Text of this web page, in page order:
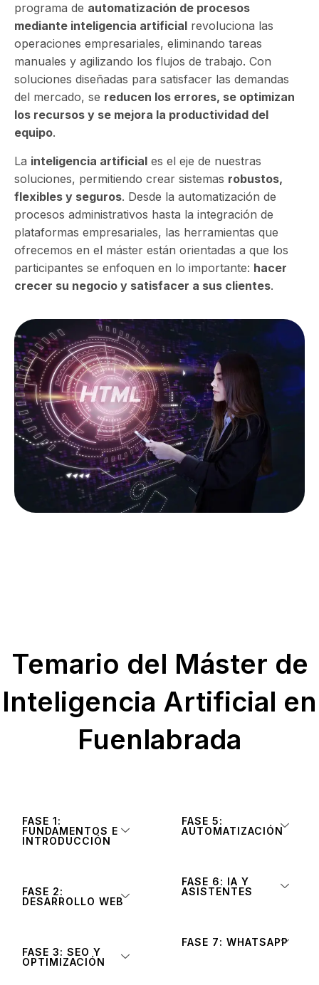
programa de automatización de procesos
mediante inteligencia artificial revoluciona las
operaciones empresariales, eliminando tareas
manuales y agilizando los flujos de trabajo. Con
soluciones diseñadas para satisfacer las demandas
del mercado, se reducen los errores, se optimizan
los recursos y se mejora la productividad del
equipo.
La inteligencia artificial es el eje de nuestras
soluciones, permitiendo crear sistemas robustos,
flexibles y seguros. Desde la automatización de
procesos administrativos hasta la integración de
plataformas empresariales, las herramientas que
ofrecemos en el máster están orientadas a que los
participantes se enfoquen en lo importante: hacer
crecer su negocio y satisfacer a sus clientes.
Temario del Máster de
Inteligencia Artificial en
Fuenlabrada
FASE 1:
FUNDAMENTOS E
INTRODUCCIÓN
FASE 2:
DESARROLLO WEB
FASE 3: SEO Y
OPTIMIZACIÓN
FASE 5:
AUTOMATIZACIÓN
FASE 6: IA Y
ASISTENTES
FASE 7: WHATSAPP